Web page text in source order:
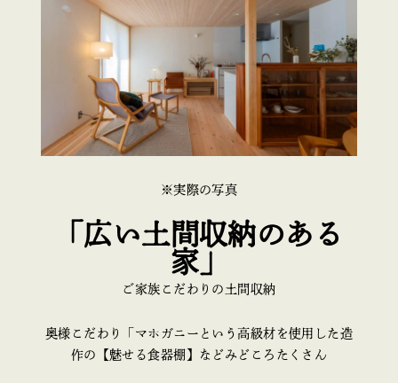
※実際の写真
「広い土間収納のある
家」
ご家族こだわりの土間収納
奥様こだわり「マホガニーという高級材を使用した造
作の【魅せる食器棚】などみどころたくさん